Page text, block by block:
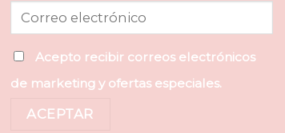
Acepto recibir correos electrónicos
de marketing y ofertas especiales.